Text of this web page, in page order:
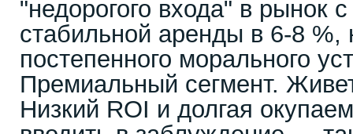
"недорогого входа" в рынок
стабильной аренды в 6-8 %,
постепенного морального
Премиальный сегмент.
Низкий ROI и долгая